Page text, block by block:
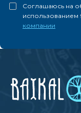
Соглашаюсь на
использованием
компании